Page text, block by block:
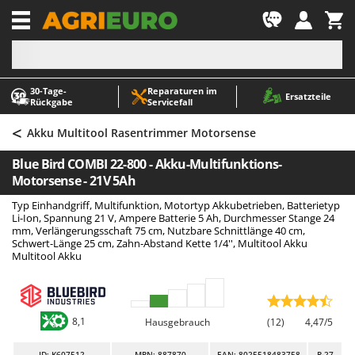
30‑Tage-
Rückgabe
Reparaturen im
Servicefall
Ersatzteile
-1
A
Abbeermaschinen - Traubenmühlen
Abfüllgeräte
Akku Gartenscheren
Akku Gras- und Strauchscheren
Akku-Stichsägen
Allzwecktransporter - Motorschubkarren
Alu-Teleskopleitern
Arbeitsschutzkleidung
Aschesauger
A
ABAC
AgriEuro Premium
AgriEuro TOP-LINE
AGT
Aima
Airmec
AL-KO
Alce
Alpina
< Akku Multitool Rasentrimmer Motorsense
Blue Bird COMBI 22-800 - Akku-Multifunktions-
Motorsense - 21V 5Ah
Typ Einhandgriff, Multifunktion, Motortyp Akkubetrieben, Batterietyp
Li-Ion, Spannung 21 V, Ampere Batterie 5 Ah, Durchmesser Stange 24
mm, Verlängerungsschaft 75 cm, Nutzbare Schnittlänge 40 cm,
Schwert-Länge 25 cm, Zahn-Abstand Kette 1/4'', Multitool Akku
Multitool Akku
8,1 Hausgebrauch (12) 4,47/5